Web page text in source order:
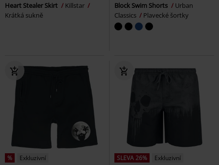
Heart Stealer Skirt
Killstar
Krátká sukně
Block Swim Shorts
Urban
Classics
Plavecké šortky
% Exkluzivní SLEVA 26%
Exkluzivní